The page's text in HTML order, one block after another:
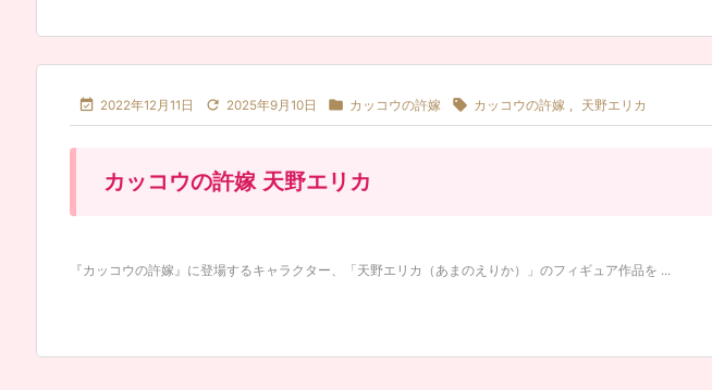
 2022年12月11日  2025年9月10日  カッコウの許嫁  カッコウの許嫁 , 天野エリカ
カッコウの許嫁 天野エリカ
『カッコウの許嫁』に登場するキャラクター、「天野エリカ（あまのえりか）」のフィギュア作品を ...